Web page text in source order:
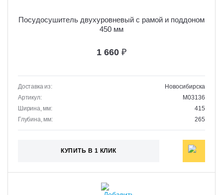
Посудосушитель двухуровневый с рамой и поддоном
450 мм
1 660 ₽
Доставка из:
Новосибирска
Артикул:
M03136
Ширина, мм:
415
Глубина, мм:
265
КУПИТЬ В 1 КЛИК